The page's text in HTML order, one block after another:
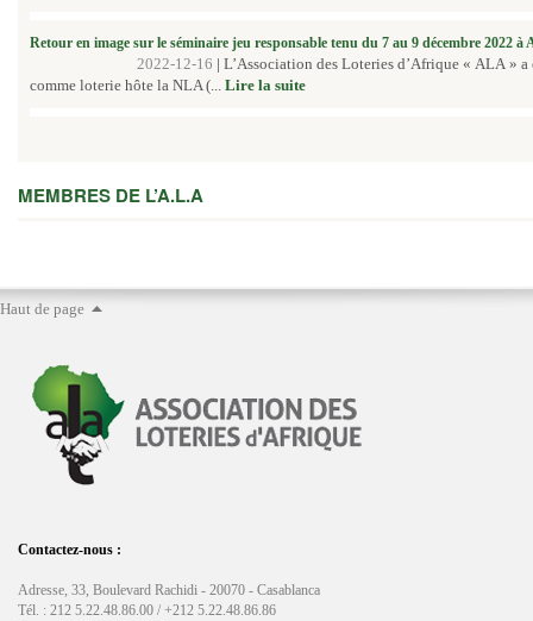
Retour en image sur le séminaire jeu responsable tenu du 7 au 9 décembre 2022 à
2022-12-16 | L’Association des Loteries d’Afrique « ALA »
comme loterie hôte la NLA (... Lire la suite
MEMBRES DE L’A.L.A
Haut de page
Contactez-nous :
Adresse, 33, Boulevard Rachidi - 20070 - Casablanca
Tél. : 212 5.22.48.86.00 / +212 5.22.48.86.86